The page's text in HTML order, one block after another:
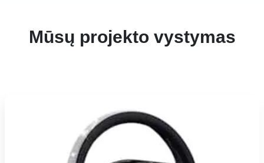
Mūsų projekto vystymas